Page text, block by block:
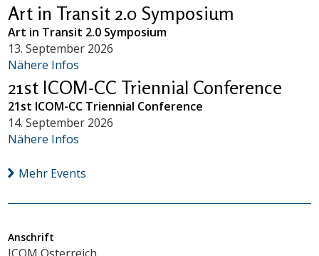
Art in Transit 2.0 Symposium
Art in Transit 2.0 Symposium
13. September 2026
Nähere Infos
21st ICOM-CC Triennial Conference
21st ICOM-CC Triennial Conference
14. September 2026
Nähere Infos
Mehr Events
Anschrift